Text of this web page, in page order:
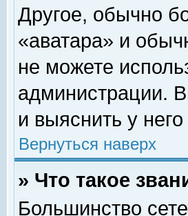
Другое, обычно
«аватара» и
не можете
администрации.
и выяснить у
Вернуться наверх
» Что такое
Большинство